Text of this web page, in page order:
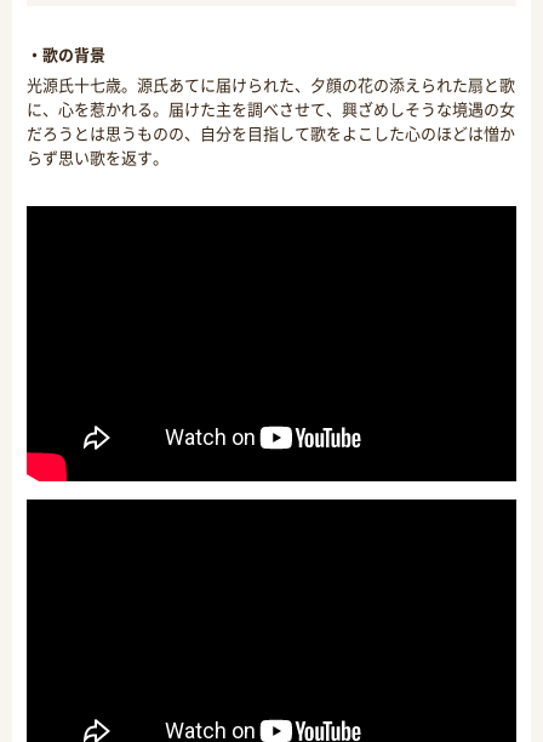
・歌の背景
光源氏十七歳。源氏あてに届けられた、夕顔の花の添えられた扇と歌
に、心を惹かれる。届けた主を調べさせて、興ざめしそうな境遇の女
だろうとは思うものの、自分を目指して歌をよこした心のほどは憎か
らず思い歌を返す。